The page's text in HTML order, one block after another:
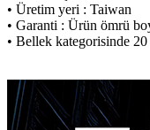
• Üretim yeri : Taiwan
• Garanti : Ürün ömrü
• Bellek kategorisinde